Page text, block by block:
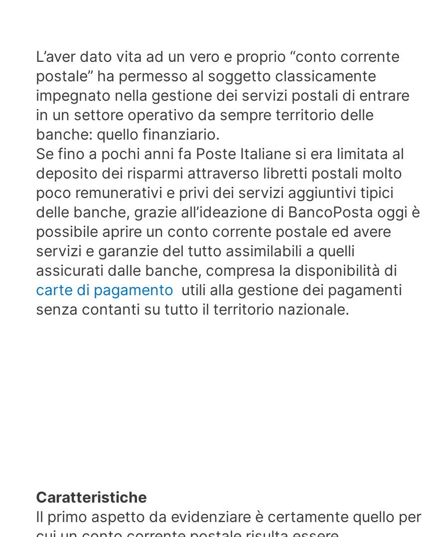
L’aver dato vita ad un vero e proprio “conto corrente
postale” ha permesso al soggetto classicamente
impegnato nella gestione dei servizi postali di entrare
in un settore operativo da sempre territorio delle
banche: quello finanziario.
Se fino a pochi anni fa Poste Italiane si era limitata al
deposito dei risparmi attraverso libretti postali molto
poco remunerativi e privi dei servizi aggiuntivi tipici
delle banche, grazie all’ideazione di BancoPosta oggi è
possibile aprire un conto corrente postale ed avere
servizi e garanzie del tutto assimilabili a quelli
assicurati dalle banche, compresa la disponibilità di
carte di pagamento utili alla gestione dei pagamenti
senza contanti su tutto il territorio nazionale.
Caratteristiche
Il primo aspetto da evidenziare è certamente quello per